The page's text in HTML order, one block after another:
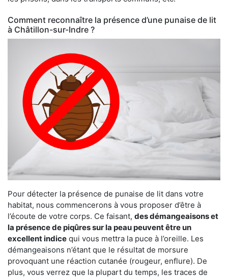
Comment reconnaître la présence d’une punaise de lit
à Châtillon-sur-Indre ?
Pour détecter la présence de punaise de lit dans votre
habitat, nous commencerons à vous proposer d’être à
l’écoute de votre corps. Ce faisant, des démangeaisons et
la présence de piqûres sur la peau peuvent être un
excellent indice qui vous mettra la puce à l’oreille. Les
démangeaisons n’étant que le résultat de morsure
provoquant une réaction cutanée (rougeur, enflure). De
plus, vous verrez que la plupart du temps, les traces de